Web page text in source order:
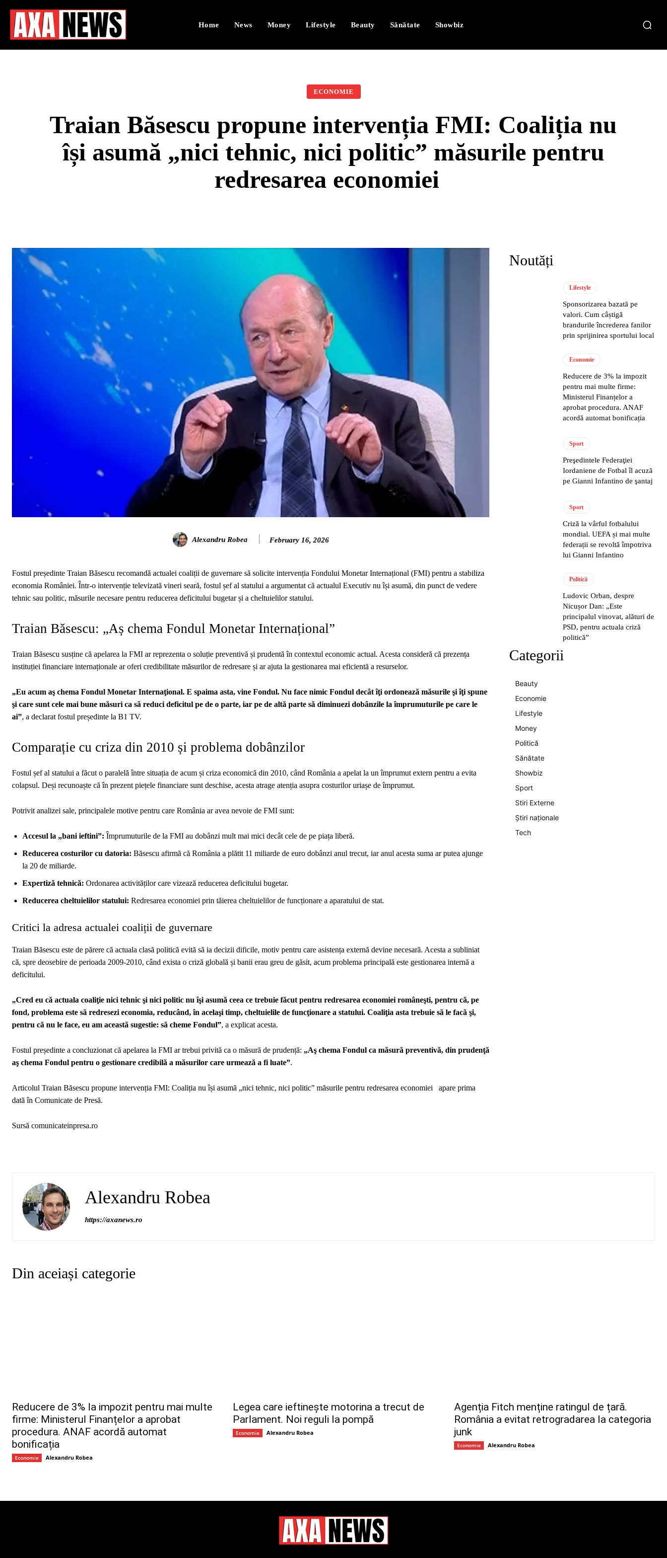
Home News Money Lifestyle Beauty Sănătate Showbiz
ECONOMIE
Traian Băsescu propune intervenția FMI: Coaliția nu
își asumă „nici tehnic, nici politic” măsurile pentru
redresarea economiei
Alexandru Robea February 16, 2026
Fostul președinte Traian Băsescu recomandă actualei coaliții de guvernare să solicite intervenția Fondului Monetar Internațional (FMI) pentru a stabiliza
economia României. Într-o intervenție televizată vineri seară, fostul șef al statului a argumentat că actualul Executiv nu își asumă, din punct de vedere
tehnic sau politic, măsurile necesare pentru reducerea deficitului bugetar și a cheltuielilor statului.
Traian Băsescu: „Aș chema Fondul Monetar Internațional”
Traian Băsescu susține că apelarea la FMI ar reprezenta o soluție preventivă și prudentă în contextul economic actual. Acesta consideră că prezența
instituției financiare internaționale ar oferi credibilitate măsurilor de redresare și ar ajuta la gestionarea mai eficientă a resurselor.
„Eu acum aş chema Fondul Monetar Internaţional. E spaima asta, vine Fondul. Nu face nimic Fondul decât îţi ordonează măsurile şi îţi spune
şi care sunt cele mai bune măsuri ca să reduci deficitul pe de o parte, iar pe de altă parte să diminuezi dobânzile la împrumuturile pe care le
ai”, a declarat fostul președinte la B1 TV.
Comparație cu criza din 2010 și problema dobânzilor
Fostul șef al statului a făcut o paralelă între situația de acum și criza economică din 2010, când România a apelat la un împrumut extern pentru a evita
colapsul. Deși recunoaște că în prezent piețele financiare sunt deschise, acesta atrage atenția asupra costurilor uriașe de împrumut.
Potrivit analizei sale, principalele motive pentru care România ar avea nevoie de FMI sunt:
Accesul la „bani ieftini”: Împrumuturile de la FMI au dobânzi mult mai mici decât cele de pe piața liberă.
Reducerea costurilor cu datoria: Băsescu afirmă că România a plătit 11 miliarde de euro dobânzi anul trecut, iar anul acesta suma ar putea ajunge
la 20 de miliarde.
Expertiză tehnică: Ordonarea activităților care vizează reducerea deficitului bugetar.
Reducerea cheltuielilor statului: Redresarea economiei prin tăierea cheltuielilor de funcționare a aparatului de stat.
Critici la adresa actualei coaliții de guvernare
Traian Băsescu este de părere că actuala clasă politică evită să ia decizii dificile, motiv pentru care asistența externă devine necesară. Acesta a subliniat
că, spre deosebire de perioada 2009-2010, când exista o criză globală și banii erau greu de găsit, acum problema principală este gestionarea internă a
deficitului.
„Cred eu că actuala coaliţie nici tehnic şi nici politic nu îşi asumă ceea ce trebuie făcut pentru redresarea economiei româneşti, pentru că, pe
fond, problema este să redresezi economia, reducând, în acelaşi timp, cheltuielile de funcţionare a statului. Coaliţia asta trebuie să le facă şi,
pentru că nu le face, eu am această sugestie: să cheme Fondul”, a explicat acesta.
Fostul președinte a concluzionat că apelarea la FMI ar trebui privită ca o măsură de prudență: „Aş chema Fondul ca măsură preventivă, din prudenţă
aş chema Fondul pentru o gestionare credibilă a măsurilor care urmează a fi luate”.
Articolul Traian Băsescu propune intervenția FMI: Coaliția nu își asumă „nici tehnic, nici politic” măsurile pentru redresarea economiei apare prima
dată în Comunicate de Presă.
Sursă comunicateinpresa.ro
Noutăți
Lifestyle
Sponsorizarea bazată pe
valori. Cum câștigă
brandurile încrederea fanilor
prin sprijinirea sportului local
Economie
Reducere de 3% la impozit
pentru mai multe firme:
Ministerul Finanțelor a
aprobat procedura. ANAF
acordă automat bonificația
Sport
Preşedintele Federaţiei
Iordaniene de Fotbal îl acuză
pe Gianni Infantino de şantaj
Sport
Criză la vârful fotbalului
mondial. UEFA și mai multe
federații se revoltă împotriva
lui Gianni Infantino
Politică
Ludovic Orban, despre
Nicușor Dan: „Este
principalul vinovat, alături de
PSD, pentru actuala criză
politică”
Categorii
Beauty
Economie
Lifestyle
Money
Politică
Sănătate
Showbiz
Sport
Stiri Externe
Știri naționale
Tech
Alexandru Robea
https://axanews.ro
Din aceiași categorie
Reducere de 3% la impozit pentru mai multe
firme: Ministerul Finanțelor a aprobat
procedura. ANAF acordă automat
bonificația
Economie Alexandru Robea
Legea care ieftinește motorina a trecut de
Parlament. Noi reguli la pompă
Economie Alexandru Robea
Agenția Fitch menține ratingul de țară.
România a evitat retrogradarea la categoria
junk
Economie Alexandru Robea